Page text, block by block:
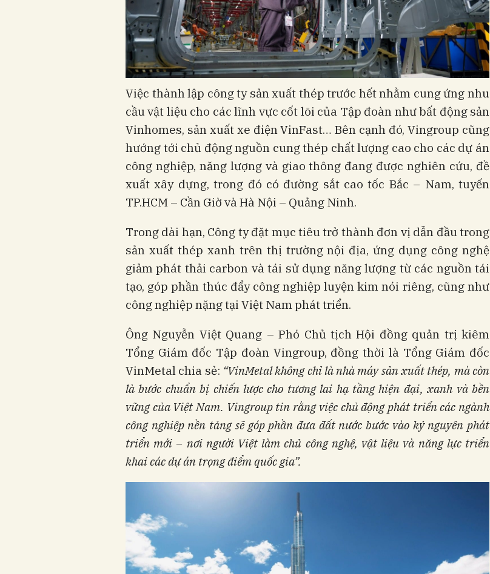
Việc thành lập công ty sản xuất thép trước hết nhằm cung ứng nhu
cầu vật liệu cho các lĩnh vực cốt lõi của Tập đoàn như bất động sản
Vinhomes, sản xuất xe điện VinFast… Bên cạnh đó, Vingroup cũng
hướng tới chủ động nguồn cung thép chất lượng cao cho các dự án
công nghiệp, năng lượng và giao thông đang được nghiên cứu, đề
xuất xây dựng, trong đó có đường sắt cao tốc Bắc – Nam, tuyến
TP.HCM – Cần Giờ và Hà Nội – Quảng Ninh.
Trong dài hạn, Công ty đặt mục tiêu trở thành đơn vị dẫn đầu trong
sản xuất thép xanh trên thị trường nội địa, ứng dụng công nghệ
giảm phát thải carbon và tái sử dụng năng lượng từ các nguồn tái
tạo, góp phần thúc đẩy công nghiệp luyện kim nói riêng, cũng như
công nghiệp nặng tại Việt Nam phát triển.
Ông Nguyễn Việt Quang – Phó Chủ tịch Hội đồng quản trị kiêm
Tổng Giám đốc Tập đoàn Vingroup, đồng thời là Tổng Giám đốc
VinMetal chia sẻ: “VinMetal không chỉ là nhà máy sản xuất thép, mà còn
là bước chuẩn bị chiến lược cho tương lai hạ tầng hiện đại, xanh và bền
vững của Việt Nam. Vingroup tin rằng việc chủ động phát triển các ngành
công nghiệp nền tảng sẽ góp phần đưa đất nước bước vào kỷ nguyên phát
triển mới – nơi người Việt làm chủ công nghệ, vật liệu và năng lực triển
khai các dự án trọng điểm quốc gia”.